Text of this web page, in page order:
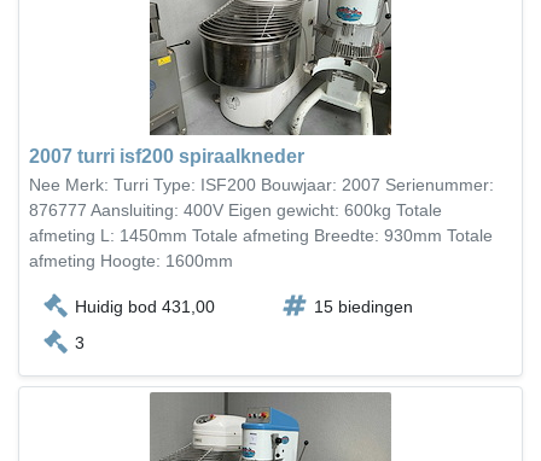
2007 turri isf200 spiraalkneder
Nee Merk: Turri Type: ISF200 Bouwjaar: 2007 Serienummer:
876777 Aansluiting: 400V Eigen gewicht: 600kg Totale
afmeting L: 1450mm Totale afmeting Breedte: 930mm Totale
afmeting Hoogte: 1600mm
Huidig bod 431,00
15 biedingen
3